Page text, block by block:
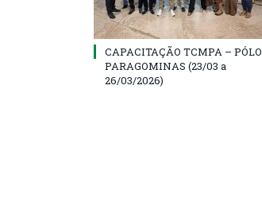
CAPACITAÇÃO TCMPA – PÓLO
PARAGOMINAS (23/03 a
26/03/2026)